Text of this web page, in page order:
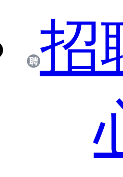
招